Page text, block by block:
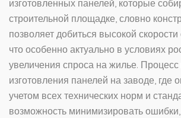
изготовленных панелей, которые
строительной площадке, словно
позволяет добиться высокой скорости
что особенно актуально в условиях
увеличения спроса на жилье. Процесс
изготовления панелей на заводе, где
учетом всех технических норм и
возможность минимизировать